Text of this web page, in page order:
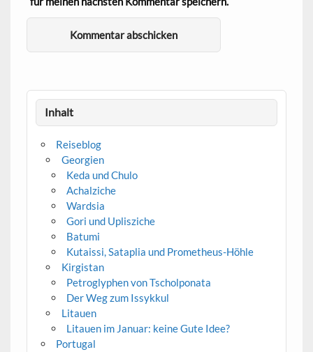
Inhalt
Reiseblog
Georgien
Keda und Chulo
Achalziche
Wardsia
Gori und Uplisziche
Batumi
Kutaissi, Sataplia und Prometheus-Höhle
Kirgistan
Petroglyphen von Tscholponata
Der Weg zum Issykkul
Litauen
Litauen im Januar: keine Gute Idee?
Portugal